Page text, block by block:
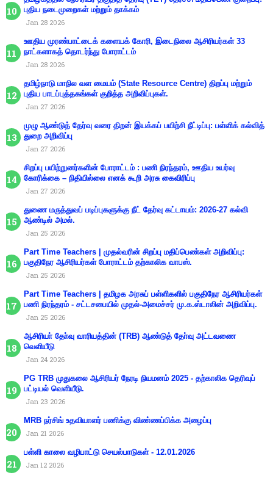
புதிய நடைமுறைகள் மற்றும் தாக்கம்
Jan 28 2026
ஊதிய முரண்பாட்டைக் களையக் கோரி, இடைநிலை ஆசிரியர்கள் 33
நாட்களாகத் தொடர்ந்து போராட்டம்
Jan 28 2026
தமிழ்நாடு மாநில வள மையம் (State Resource Centre) திறப்பு மற்றும்
புதிய பாடப்புத்தகங்கள் குறித்த அறிவிப்புகள்.
Jan 27 2026
முழு ஆண்டுத் தேர்வு வரை திறன் இயக்கப் பயிற்சி நீட்டிப்பு: பள்ளிக் கல்வித்
துறை அறிவிப்பு
Jan 27 2026
சிறப்பு பயிற்றுனர்களின் போராட்டம் : பணி நிரந்தரம், ஊதிய உயர்வு
கோரிக்கை – நிதியில்லை எனக் கூறி அரசு கைவிரிப்பு
Jan 27 2026
துணை மருத்துவப் படிப்புகளுக்கு நீட் தேர்வு கட்டாயம்: 2026-27 கல்வி
ஆண்டில் அமல்.
Jan 25 2026
Part Time Teachers | முதல்வரின் சிறப்பு மதிப்பெண்கள் அறிவிப்பு:
பகுதிநேர ஆசிரியர்கள் போராட்டம் தற்காலிக வாபஸ்.
Jan 25 2026
Part Time Teachers | தமிழக அரசுப் பள்ளிகளில் பகுதிநேர ஆசிரியர்கள்
பணி நிரந்தரம் - சட்டசபையில் முதல்-அமைச்சர் மு.க.ஸ்டாலின் அறிவிப்பு.
Jan 25 2026
ஆசிரியா் தோ்வு வாரியத்தின் (TRB) ஆண்டுத் தோ்வு அட்டவணை
வெளியீடு
Jan 24 2026
PG TRB முதுகலை ஆசிரியர் நேரடி நியமனம் 2025 - தற்காலிக தெரிவுப்
பட்டியல் வெளியீடு.
Jan 23 2026
MRB நர்சிங் உதவியாளர் பணிக்கு விண்ணப்பிக்க அழைப்பு
Jan 21 2026
பள்ளி காலை வழிபாட்டு செயல்பாடுகள் - 12.01.2026
Jan 12 2026